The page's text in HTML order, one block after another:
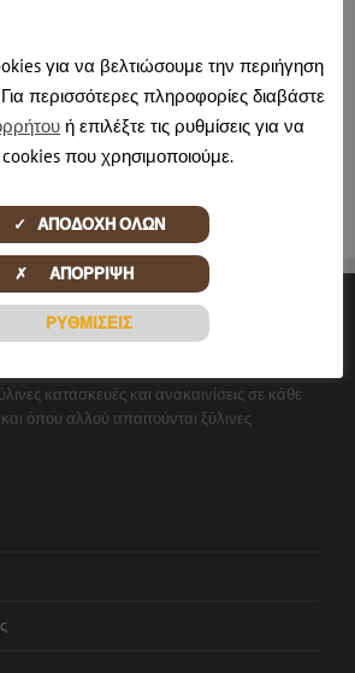
κατασκευές και ανακαινίσεις σε κάθε
όπου αλλού απαιτούνται ξύλινες
για να βελτιώσουμε την περιήγηση
περισσότερες πληροφορίες διαβάστε
ή επιλέξτε τις ρυθμίσεις για να
cookies που χρησιμοποιούμε.
ΡΥΘΜΙΣΕΙΣ
✓ ΑΠΟΔΟΧΗ ΟΛΩΝ
✗ ΑΠΟΡΡΙΨΗ